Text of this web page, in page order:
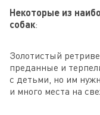
Некоторые из
собак:
Золотистый
преданные и
с детьми, но им
и много места на